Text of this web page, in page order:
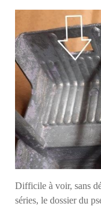
Difficile à voir, sans
séries, le dossier du